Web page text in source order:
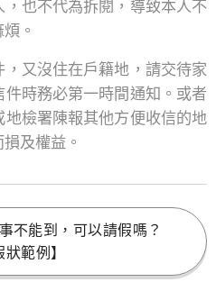
也不代為拆閱，導致本人不
。
又沒住在戶籍地，請交待家
時務必第一時間通知。或者
檢署陳報其他方便收信的地
及權益。
不能到，可以請假嗎？
狀範例】